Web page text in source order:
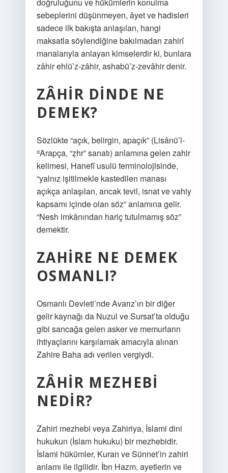
sebeplerini düşünmeyen, âyet ve hadisleri
sadece ilk bakışta anlaşılan, hangi
maksatla söylendiğine bakılmadan zahirî
manalarıyla anlayan kimselerdir ki, bunlara
zâhir ehlü’z-zâhir, ashabü’z-zevâhir denir.
ZÂHIR DINDE NE
DEMEK?
Sözlükte “açık, belirgin, apaçık” (Lisânü’l-
ʿArapça, “ẓhr” sanatı) anlamına gelen zahir
kelimesi, Hanefî usulü terminolojisinde,
“yalnız işitilmekle kastedilen manası
açıkça anlaşılan, ancak tevil, isnat ve vahiy
kapsamı içinde olan söz” anlamına gelir.
“Nesh imkânından hariç tutulmamış söz”
demektir.
ZAHIRE NE DEMEK
OSMANLI?
Osmanlı Devleti’nde Avarız’ın bir diğer
gelir kaynağı da Nuzul ve Sursat’ta olduğu
gibi sancağa gelen asker ve memurların
ihtiyaçlarını karşılamak amacıyla alınan
Zahire Baha adı verilen vergiydi.
ZÂHIR MEZHEBI
NEDIR?
Zahiri mezhebi veya Zahiriya, İslami dini
hukukun (İslam hukuku) bir mezhebidir.
İslami hükümler, Kuran ve Sünnet’in zahiri
anlamı ile ilgilidir. İbn Hazm, ayetlerin ve